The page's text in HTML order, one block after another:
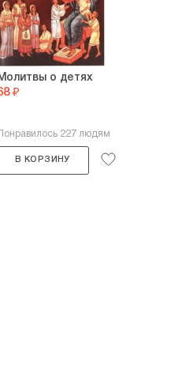
о детях
₽
Понравилось 227 людям
В КОРЗИНУ